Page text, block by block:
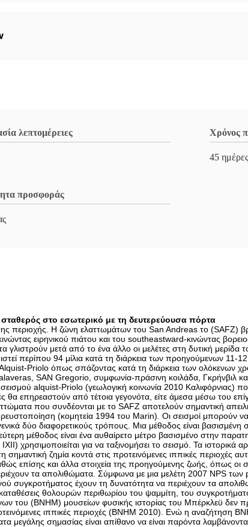
λεπτομέρειες Χρόνος
45 ημέρες
προσφοράς
στο εσωτερικό με τη δευτερεύουσα πόρτα
περιοχής. Η ζώνη ελαττωμάτων του San Andreas το (SAFZ)
ειρηνικού πιάτου και του southeastward-κινώντας
μετά από το ένα άλλο οι μελέτες στη δυτική
περίπου 94 μίλια κατά τη διάρκεια των προηγούμενων 11-
Priolo όπως σπάζοντας κατά τη διάρκεια των ολόκενων
SAN Gregorio, συμφωνία-πράσινη κοιλάδα, Γκρήνβιλ
alquist-Priolo (γεωλογική κοινωνία 2010 Καλιφόρνιας)
θα επηρεαστούν από τέτοια γεγονότα, είτε άμεσα μέσω του
που συνδέονται με το SAFZ αποτελούν σημαντική
(κομητεία 1994 του Marin). Οι σεισμοί μπορούν
δύο διαφορετικούς τρόπους. Μια μέθοδος είναι βασισμένη
μέθοδος είναι ένα αυθαίρετο μέτρο βασισμένο στην
για να ταξινομήσει το σεισμό. Τα ιστορικά
ζημία κοντά στις προτεινόμενες ιππικές περιοχές
επίσης και άλλα στοιχεία της προηγούμενης ζωής, όπως οι
τα απολιθώματα. Σύμφωνα με μια μελέτη 2007 NPS
συγκροτήματος έχουν τη δυνατότητα να περιέχουν τα
θολουρών περιθωρίου του ψαμμίτη, του
του (BNHM) μουσείων φυσικής ιστορίας του Μπέρκλεϋ δεν
ιππικές περιοχές (BNHM 2010). Ενώ η αναζήτηση
μεγάλης σημασίας είναι απίθανο να είναι παρόντα